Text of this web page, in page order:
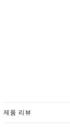
제품 리뷰